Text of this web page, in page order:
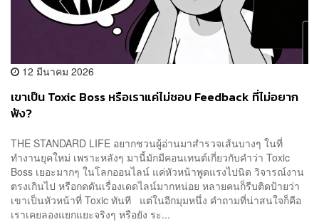
12 มีนาคม 2026
เขาเป็น Toxic Boss หรือเราแค่ไม่ชอบ Feedback ที่ไม่อยาก
ฟัง?
THE STANDARD LIFE อยากชวนผู้อ่านมาสำรวจเส้นบางๆ ในที่
ทำงานยุคใหม่ เพราะหลังๆ มานี้มักมีคอนเทนต์เกี่ยวกับคำว่า Toxic
Boss เยอะมากๆ ในโลกออนไลน์ แค่หัวหน้าพูดแรงไปนิด วิจารณ์งาน
ตรงเกินไป หรือกดดันเรื่องเดดไลน์มากหน่อย หลายคนก็รีบติดป้ายว่า
เขาเป็นหัวหน้าที่ Toxic ทันที แต่ในอีกมุมหนึ่ง คำถามที่น่าสนใจก็คือ
เราเคยลองแยกแยะจริงๆ หรือยัง ระ...